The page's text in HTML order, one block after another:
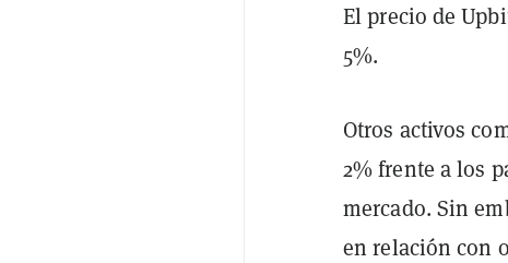
El precio de
5%.
Otros activos
2% frente a los
mercado. Sin
en relación con